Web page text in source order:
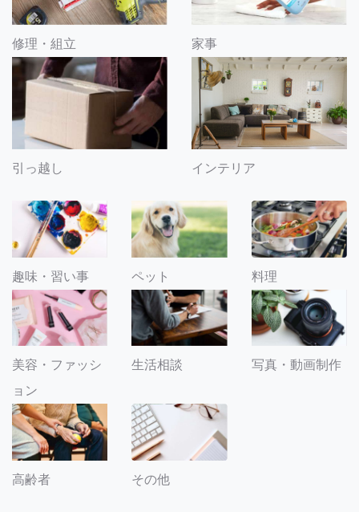
修理・組立 家事
引っ越し インテリア
趣味・習い事 ペット 料理
美容・ファッシ
ョン
生活相談 写真・動画制作
高齢者 その他